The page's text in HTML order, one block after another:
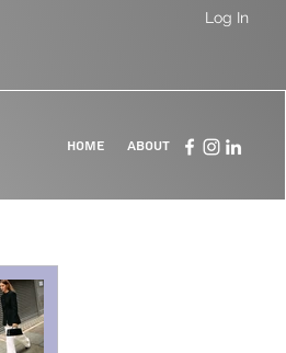
Log In
Home About